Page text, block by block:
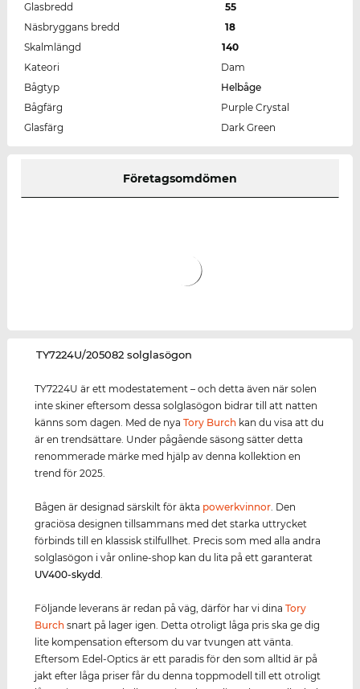
Glasbredd
55
Näsbryggans bredd
18
Skalmlängd
140
Kateori
Dam
Bågtyp
Helbåge
Bågfärg
Purple Crystal
Glasfärg
Dark Green
Företagsomdömen
‌TY7224U/205082 solglasögon
TY7224U är ett modestatement – och detta även när solen
inte skiner eftersom dessa solglasögon bidrar till att natten
känns som dagen. Med de nyaTory Burch kan du visa att du
är en trendsättare. Under pågående säsong sätter detta
renommerade märke med hjälp av denna kollektion en
trend för 2025.
Bågen är designad särskilt för äkta powerkvinnor. Den
graciösa designen tillsammans med det starka uttrycket
förbinds till en klassisk stilfullhet. Precis som med alla andra
solglasögon i vår online-shop kan du lita på ett garanterat
UV400-skydd.
Följande leverans är redan på väg, därför har vi dinaTory
Burch snart på lager igen. Detta otroligt låga pris ska ge dig
lite kompensation eftersom du var tvungen att vänta.
Eftersom Edel-Optics är ett paradis för den som alltid är på
jakt efter låga priser får du denna toppmodell till ett otroligt